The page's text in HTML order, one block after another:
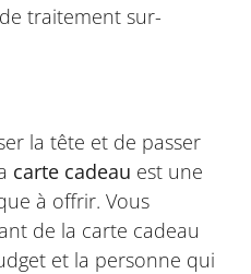
traitement sur-
la tête et de passer
carte cadeau est une
à offrir. Vous
de la carte cadeau
et la personne qui